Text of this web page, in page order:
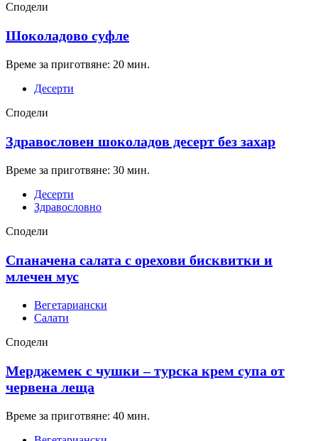
Сподели
Шоколадово суфле
Време за приготвяне: 20 мин.
Десерти
Сподели
Здравословен шоколадов десерт без захар
Време за приготвяне: 30 мин.
Десерти
Здравословно
Сподели
Спаначена салата с орехови бисквитки и
млечен мус
Вегетариански
Салати
Сподели
Мерджемек с чушки – турска крем супа от
червена леща
Време за приготвяне: 40 мин.